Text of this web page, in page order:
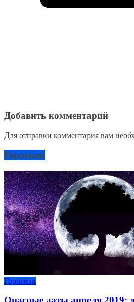
Добавить комментарий
Для отправки комментария вам
Гороскоп
Гороскоп